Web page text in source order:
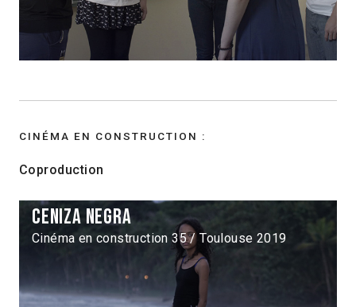
CINÉMA EN CONSTRUCTION :
Coproduction
Ceniza negra
Cinéma en construction 35 / Toulouse 2019